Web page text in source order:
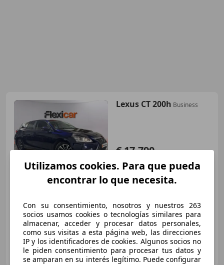
Lexus CT 200h Business
€ 17.790
Preciojusto
113.636 km
Electro/Gasolina
GRUPO FLEXICAR SEVILLA.
ES-41007 SEVILLA
Utilizamos cookies. Para que pueda
encontrar lo que necesita.
Con su consentimiento, nosotros y nuestros 263
socios usamos cookies o tecnologías similares para
almacenar, acceder y procesar datos personales,
como sus visitas a esta página web, las direcciones
IP y los identificadores de cookies. Algunos socios no
le piden consentimiento para procesar tus datos y
se amparan en su interés legítimo. Puede configurar